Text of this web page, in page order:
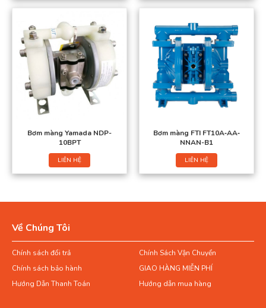
Bơm màng Yamada NDP-
10BPT
LIÊN HỆ
Bơm màng FTI FT10A‐AA‐
NNAN-B1
LIÊN HỆ
Về Chúng Tôi
Chính sách đổi trả
Chính Sách Vận Chuyển
Chính sách bảo hành
GIAO HÀNG MIỄN PHÍ
Hướng Dẫn Thanh Toán
Hướng dẫn mua hàng